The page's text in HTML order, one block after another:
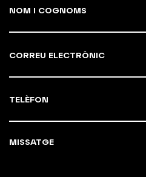
NOM I COGNOMS
CORREU ELECTRÒNIC
TELÈFON
MISSATGE